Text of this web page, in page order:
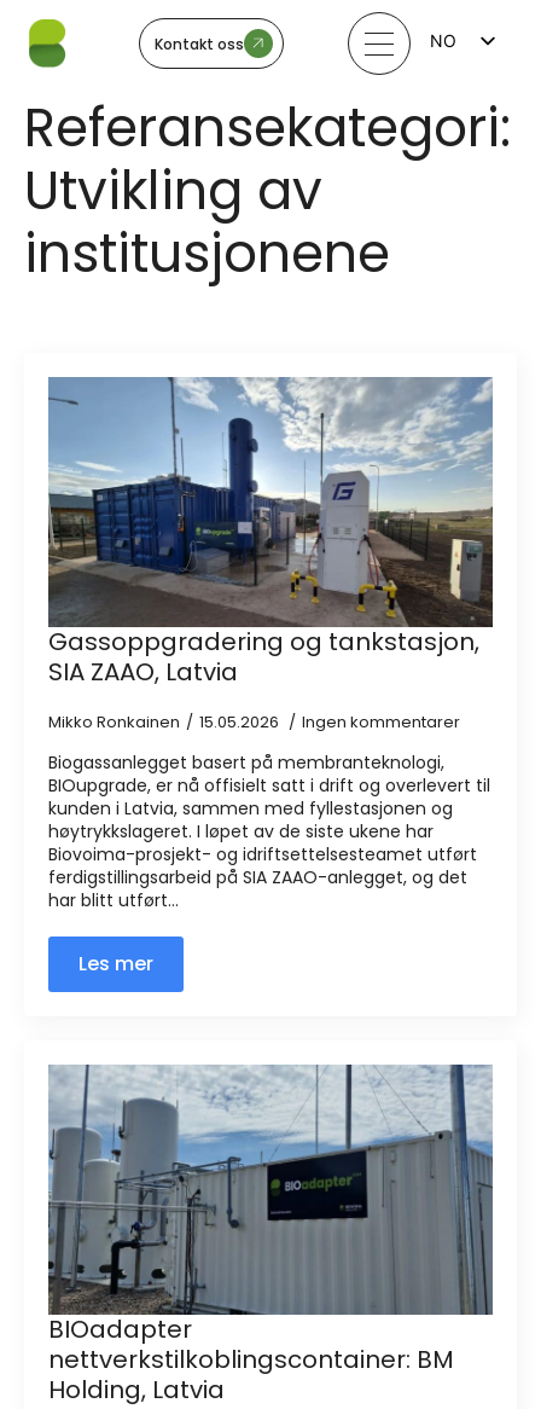
Kontakt oss
NO
LV
LT
Referansekategori:
Utvikling av
institusjonene
Gassoppgradering og tankstasjon,
SIA ZAAO, Latvia
Mikko Ronkainen 15.05.2026 Ingen kommentarer
Biogassanlegget basert på membranteknologi,
BIOupgrade, er nå offisielt satt i drift og overlevert til
kunden i Latvia, sammen med fyllestasjonen og
høytrykkslageret. I løpet av de siste ukene har
Biovoima-prosjekt- og idriftsettelsesteamet utført
ferdigstillingsarbeid på SIA ZAAO-anlegget, og det
har blitt utført...
Les mer
BIOadapter
nettverkstilkoblingscontainer: BM
Holding, Latvia